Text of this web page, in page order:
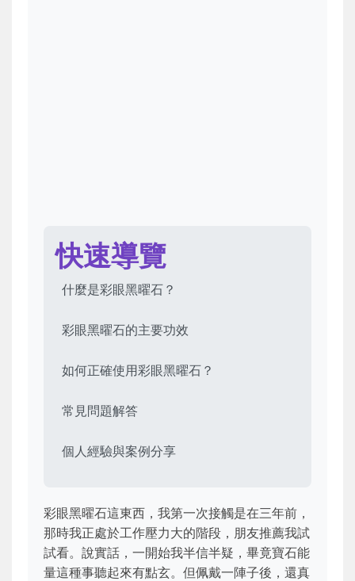
快速導覽
什麼是彩眼黑曜石？
彩眼黑曜石的主要功效
如何正確使用彩眼黑曜石？
常見問題解答
個人經驗與案例分享
彩眼黑曜石這東西，我第一次接觸是在三年前，
那時我正處於工作壓力大的階段，朋友推薦我試
試看。說實話，一開始我半信半疑，畢竟寶石能
量這種事聽起來有點玄。但佩戴一陣子後，還真